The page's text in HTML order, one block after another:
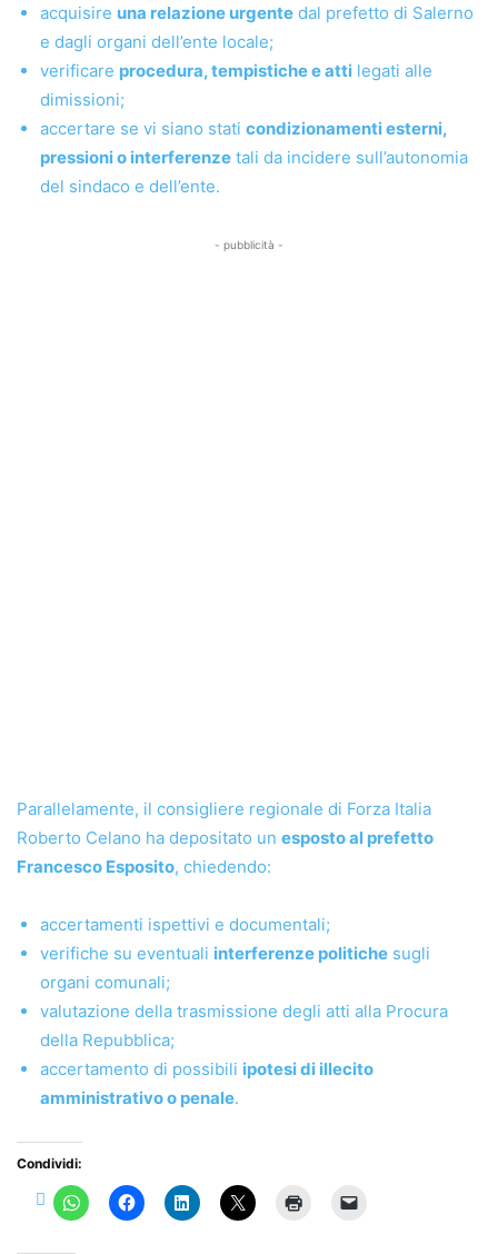
acquisire una relazione urgente dal prefetto di Salerno
e dagli organi dell’ente locale;
verificare procedura, tempistiche e atti legati alle
dimissioni;
accertare se vi siano stati condizionamenti esterni,
pressioni o interferenze tali da incidere sull’autonomia
del sindaco e dell’ente.
- pubblicità -
Parallelamente, il consigliere regionale di Forza Italia
Roberto Celano ha depositato un esposto al prefetto
Francesco Esposito, chiedendo:
accertamenti ispettivi e documentali;
verifiche su eventuali interferenze politiche sugli
organi comunali;
valutazione della trasmissione degli atti alla Procura
della Repubblica;
accertamento di possibili ipotesi di illecito
amministrativo o penale.
Condividi: